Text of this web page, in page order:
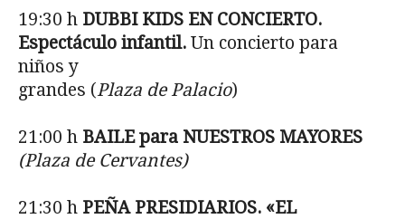
19:30 h DUBBI KIDS EN CONCIERTO.
Espectáculo infantil. Un concierto para
niños y
grandes (Plaza de Palacio)
21:00 h BAILE para NUESTROS MAYORES
(Plaza de Cervantes)
21:30 h PEÑA PRESIDIARIOS. «EL